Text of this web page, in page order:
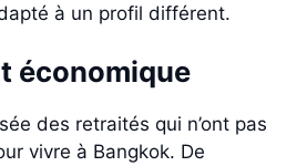
à un profil différent.
économique
des retraités qui n’ont pas
vivre à Bangkok. De